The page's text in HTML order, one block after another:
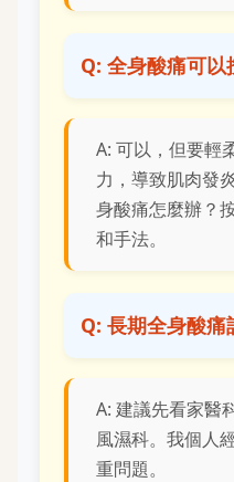
Q: 全身酸痛可以
A: 可以，但要輕
力，導致肌肉發
身酸痛怎麼辦？
和手法。
Q: 長期全身酸痛
A: 建議先看家醫
風濕科。我個人
重問題。